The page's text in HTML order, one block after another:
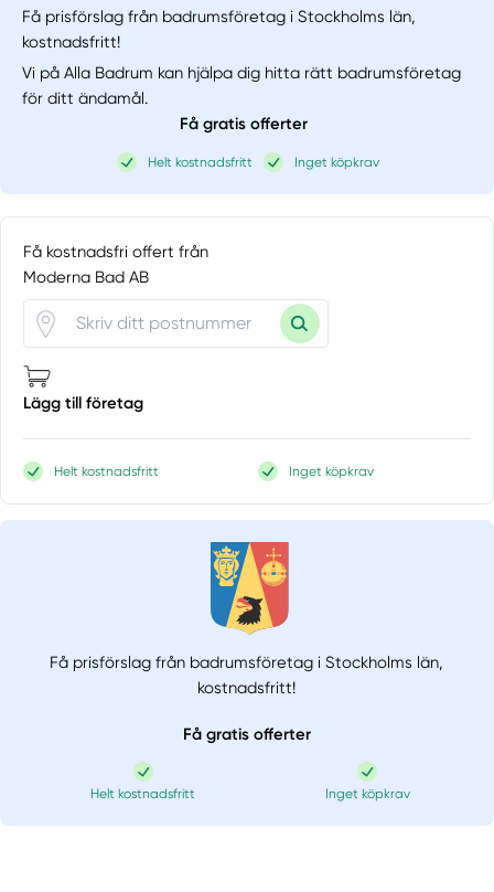
Få prisförslag från badrumsföretag i Stockholms län,
kostnadsfritt!
Vi på Alla Badrum kan hjälpa dig hitta rätt badrumsföretag
för ditt ändamål.
Få gratis offerter
Helt kostnadsfritt Inget köpkrav
Få kostnadsfri offert från
Moderna Bad AB
Lägg till företag
Helt kostnadsfritt Inget köpkrav
Få prisförslag från badrumsföretag i Stockholms län,
kostnadsfritt!
Få gratis offerter
Helt kostnadsfritt Inget köpkrav